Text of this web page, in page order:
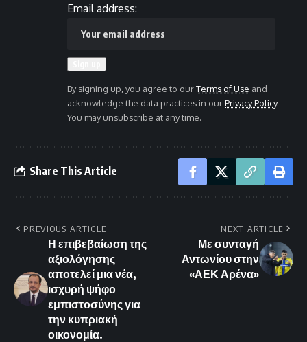
Email address:
By signing up, you agree to ourTerms of Use and
acknowledge the data practices in ourPrivacy Policy.
You may unsubscribe at any time.
Share This Article
PREVIOUS ARTICLE
Η επιβεβαίωση της
αξιολόγησης
αποτελεί μια νέα,
ισχυρή ψήφο
εμπιστοσύνης για
την κυπριακή
οικονομία.
NEXT ARTICLE
Με συνταγή
Αντωνίου στην
«ΑΕΚ Αρένα»